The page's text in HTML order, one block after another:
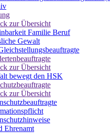
zur Übersicht
Familie Beruf
Gewalt
zur Übersicht
bewegt den HSK
zur Übersicht
Ehrenamt